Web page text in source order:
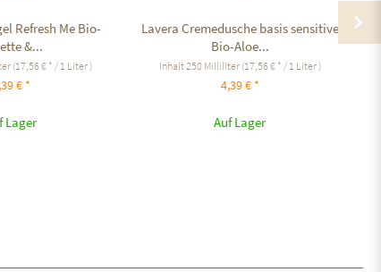
Refresh Me Bio-
&...
(17,56 € * / 1 Liter )
€ *
Lager
Lavera Cremedusche basis sensitive
Bio-Aloe...
Inhalt250 Milliliter (17,56 € * / 1 Liter )
4,39 € *
Auf Lager